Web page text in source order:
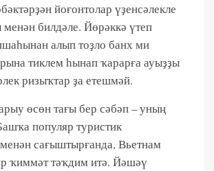
йоғонтолар үҙенсәлекле
билдәле. Йөрәккә үтеп
алып тоҙло банх ми
тиклем һынап ҡарарға ауыҙҙы
ризыҡтар ҙа етешмәй.
өсөн тағы бер сәбәп – уның
популяр туристик
сағыштырғанда, Вьетнам
ҡиммәт тәҡдим итә. Йәшәү